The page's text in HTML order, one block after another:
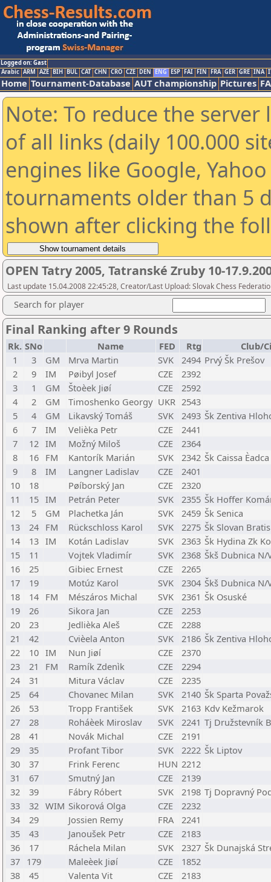
Logged on: Gast
Arabic ARM AZE BIH BUL CAT CHN CRO CZE DEN ENG ESP FAI FIN FRA GER GRE INA
Home Tournament-Database AUT championship Pictures
Note: To reduce the
of all links (daily 100.000
engines like Google,
tournaments older than 5
shown after clicking the
OPEN Tatry 2005, Tatranské Zruby 10-
Last update 15.04.2008 22:45:28, Creator/Last Upload: Slovak Chess
Search for player
Final Ranking after 9 Rounds
Rk. SNo Name FED Rtg
Club/
1
3 GM Mrva Martin SVK 2494 Prvý Šk Prešov
2
9 IM Pøibyl Josef CZE
2392
3
1 GM Štoèek Jiøí CZE
2592
4
2 GM Timoshenko Georgy UKR 2543
5
4 GM Likavský Tomáš SVK 2493 Šk Zentiva
6
7 IM Velièka Petr CZE
2441
7
12 IM Možný Miloš CZE
2364
8
16 FM Kantorík Marián SVK 2342 Šk Caissa Èadca
9
8 IM Langner Ladislav CZE
2401
10
18 Pøíborský Jan CZE
2320
11
15 IM Petrán Peter SVK 2355 Šk Hoffer
12
5 GM Plachetka Ján SVK 2459 Šk Senica
13
24 FM Rückschloss Karol SVK 2275 Šk Slovan
14
13 IM Kotán Ladislav SVK 2363 Šk Hydina Zk
15
11 Vojtek Vladimír SVK 2368 Škš Dubnica N/
16
25 Gibiec Ernest CZE
2265
17
19 Motúz Karol SVK 2304 Škš Dubnica N/
18
14 FM Mészáros Michal SVK 2361 Šk Osuské
19
26 Sikora Jan CZE
2253
20
23 Jedlièka Aleš CZE
2288
21
42 Cvièela Anton SVK 2186 Šk Zentiva
22
10 IM Nun Jiøí CZE
2370
23
21 FM Ramík Zdenìk CZE
2294
24
31 Mitura Václav CZE
2235
25
64 Chovanec Milan SVK 2140 Šk Sparta
26
53 Tropp František SVK 2163 Kdv Kežmarok
27
28 Roháèek Miroslav SVK 2241 Tj Družstevník
28
41 Novák Michal CZE
2191
29
35 Profant Tibor SVK 2222 Šk Liptov
30
37 Frink Ferenc HUN 2212
31
67 Smutný Jan CZE
2139
32
39 Fábry Róbert SVK 2198 Tj Dopravný
33
32 WIM Sikorová Olga CZE
2232
34
29 Jossien Remy FRA
2241
35
43 Janoušek Petr CZE
2183
36
17 Ráchela Milan SVK 2327 Šk Dunajská
37 179 Maleèek Jiøí CZE
1852
38
45 Valenta Vit CZE
2183